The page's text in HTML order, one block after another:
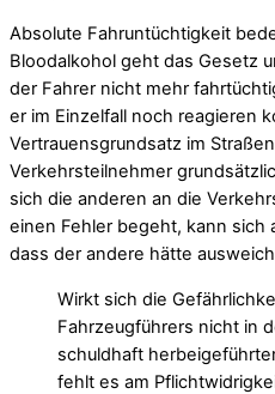
Absolute Fahruntüchtigkeit
Bloodalkohol geht das Gesetz
der Fahrer nicht mehr
er im Einzelfall noch reagieren
Vertrauensgrundsatz im
Verkehrsteilnehmer
sich die anderen an die
einen Fehler begeht, kann sich
dass der andere hätte
Wirkt sich die
Fahrzeugführers nicht in
schuldhaft
fehlt es am